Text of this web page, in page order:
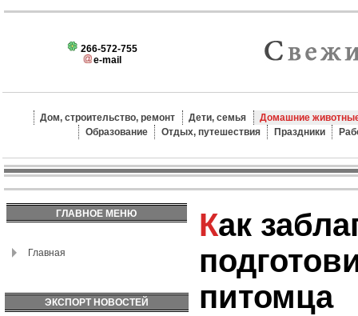
266-572-755
e-mail
Дом, строительство, ремонт Дети, семья
Домашние
Образование
Отдых, путешествия Праздники
ГЛАВНОЕ МЕНЮ
Главная
ЭКСПОРТ НОВОСТЕЙ
Как заблаговременно
питомца